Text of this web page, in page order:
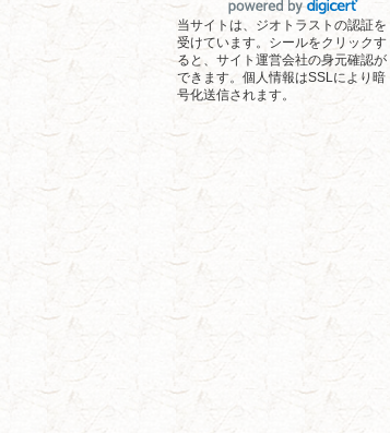
当サイトは、ジオトラストの認証を
受けています。シールをクリックす
ると、サイト運営会社の身元確認が
できます。個人情報はSSLにより暗
号化送信されます。